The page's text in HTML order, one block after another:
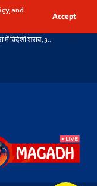
and
Accept
गया में फिर पकड़ी गई भारी मात्रा में विदेशी शराब, 3720 बोतल शराब के साथ दो तस्कर गिरफ्तार, नहीं थम रहा सिलसिला